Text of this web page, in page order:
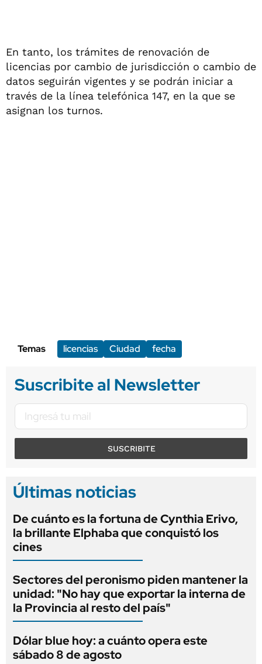
En tanto, los trámites de renovación de
licencias por cambio de jurisdicción o cambio de
datos seguirán vigentes y se podrán iniciar a
través de la línea telefónica 147, en la que se
asignan los turnos.
Temas licencias Ciudad fecha
Suscribite al Newsletter
SUSCRIBITE
Últimas noticias
De cuánto es la fortuna de Cynthia Erivo,
la brillante Elphaba que conquistó los
cines
Sectores del peronismo piden mantener la
unidad: "No hay que exportar la interna de
la Provincia al resto del país"
Dólar blue hoy: a cuánto opera este
sábado 8 de agosto